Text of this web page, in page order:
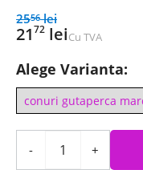
2556lei
2172 leiCu TVA
Alege Varianta:
- +